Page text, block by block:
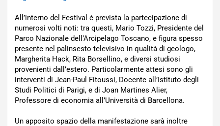
All’interno del Festival è prevista la partecipazione di
numerosi volti noti: tra questi, Mario Tozzi, Presidente del
Parco Nazionale dell’Arcipelago Toscano, e figura spesso
presente nel palinsesto televisivo in qualità di geologo,
Margherita Hack, Rita Borsellino, e diversi studiosi
provenienti dall’estero. Particolarmente attesi sono gli
interventi di Jean-Paul Fitoussi, Docente all’Istituto degli
Studi Politici di Parigi, e di Joan Martines Alier,
Professore di economia all’Università di Barcellona.
Un apposito spazio della manifestazione sarà inoltre